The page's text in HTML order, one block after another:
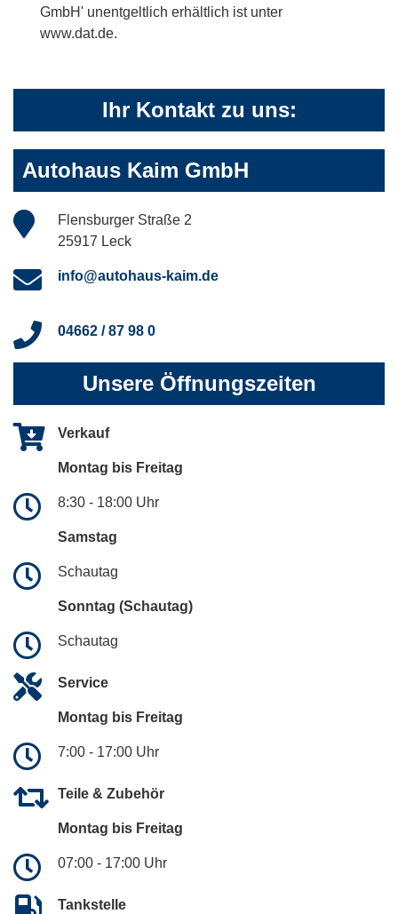
GmbH' unentgeltlich erhältlich ist unter
www.dat.de.
Ihr Kontakt zu uns:
Autohaus Kaim GmbH
Flensburger Straße 2
25917 Leck
info@autohaus-kaim.de
04662 / 87 98 0
Unsere Öffnungszeiten
Verkauf
Montag bis Freitag
8:30 - 18:00 Uhr
Samstag
Schautag
Sonntag (Schautag)
Schautag
Service
Montag bis Freitag
7:00 - 17:00 Uhr
Teile & Zubehör
Montag bis Freitag
07:00 - 17:00 Uhr
Tankstelle